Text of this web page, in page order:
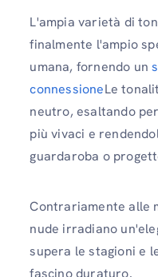
L'ampia varietà di
finalmente l'ampio
umana, fornendo un
connessioneLe
neutro, esaltando
più vivaci e
guardaroba o
Contrariamente alle
nude irradiano
supera le stagioni e
fascino duraturo.